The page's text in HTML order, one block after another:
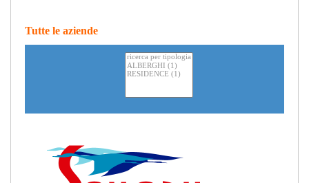
Tutte le aziende